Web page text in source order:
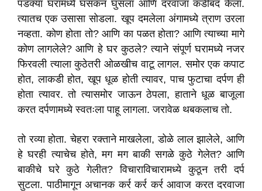
पडक्या घरामध्ये घसकन घुसला आणि दरवाजा कडीबंद केला.
त्यातच एक उसासा सोडला. खूप दमलेला अंगामध्ये त्राण उरला
नव्हता. कोण होता तो? आणि का पळत होता? आणि त्याच्या मागे
कोण लागलेले? आणि हे घर कुठले? त्याने संपूर्ण घरामध्ये नजर
फिरवली त्याला कुठेतरी ओळखीच वाटू लागल. समोर एक कपाट
होत, लाकडी होत, खूप धूळ होती त्यावर, पाच फुटाचा दर्पण ही
होता त्यावर. तो त्यासमोर जाऊन ठेपला, हाताने धूळ बाजूला
करत दर्पणामध्ये स्वतःला पाहू लागला. जरावेळ थबकलाच तो.
तो रव्या होता. चेहरा रक्ताने माखलेला, डोळे लाल झालेले, आणि
हे घरही त्याचेच होते, मग मग बाकी सगळे कुठे गेलेत? आणि
बाकीचे घरे कुठे गेलीत? विचाराविचारामध्ये कुठून तरी दर्प
सुटला. पाठीमागून अचानक कर्र कर्र कर्र आवाज करत दरवाजा